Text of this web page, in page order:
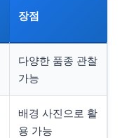
장점
다양한 품종 관찰
가능
배경 사진으로 활
용 가능